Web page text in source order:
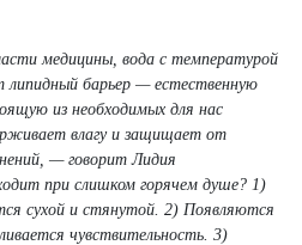
медицины, вода с температурой
липидный барьер — естественную
из необходимых для нас
влагу и защищает от
— говорит Лидия
при слишком горячем душе? 1)
сухой и стянутой. 2) Появляются
чувствительность. 3)